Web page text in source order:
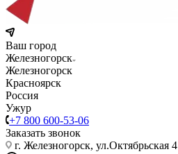
Ваш город
Железногорск
Железногорск
Красноярск
Россия
Ужур
+7 800 600-53-06
Заказать звонок
г. Железногорск, ул.Октябрьская 4